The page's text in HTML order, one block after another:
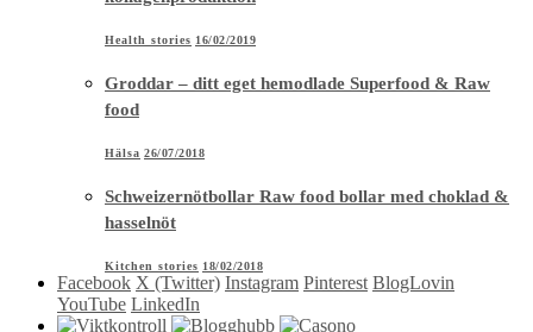
Health stories 16/02/2019
Groddar – ditt eget hemodlade Superfood & Raw
food
Hälsa 26/07/2018
Schweizernötbollar Raw food bollar med choklad &
hasselnöt
Kitchen stories 18/02/2018
Facebook X (Twitter) Instagram Pinterest BlogLovin
YouTube LinkedIn